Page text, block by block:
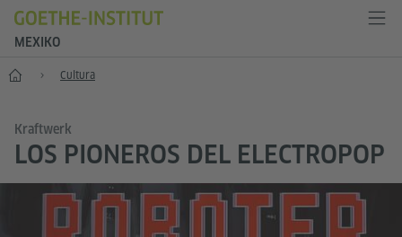
MEXIKO
Inicio Cultura
Kraftwerk
LOS PIONEROS DEL ELECTROPOP